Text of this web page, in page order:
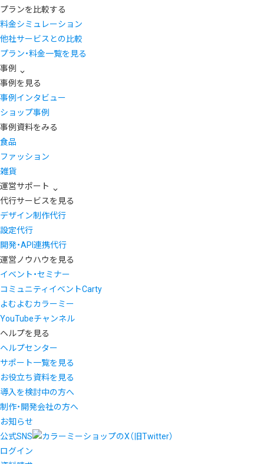
プランを比較する
料金シミュレーション
他社サービスとの比較
プラン・料金一覧を見る
事例
事例を見る
事例インタビュー
ショップ事例
事例資料をみる
食品
ファッション
雑貨
運営サポート
代行サービスを見る
デザイン制作代行
設定代行
開発・API連携代行
運営ノウハウを見る
イベント・セミナー
コミュニティイベントCarty
よむよむカラーミー
YouTubeチャンネル
ヘルプを見る
ヘルプセンター
サポート一覧を見る
お役立ち資料を見る
導入を検討中の方へ
制作・開発会社の方へ
お知らせ
公式SNS
ログイン